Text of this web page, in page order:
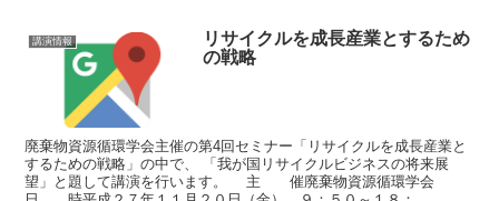
講演情報
リサイクルを成長産業とするため
の戦略
廃棄物資源循環学会主催の第4回セミナー「リサイクルを成長産業と
するための戦略」の中で、 「我が国リサイクルビジネスの将来展
望」と題して講演を行います。 主 催廃棄物資源循環学会